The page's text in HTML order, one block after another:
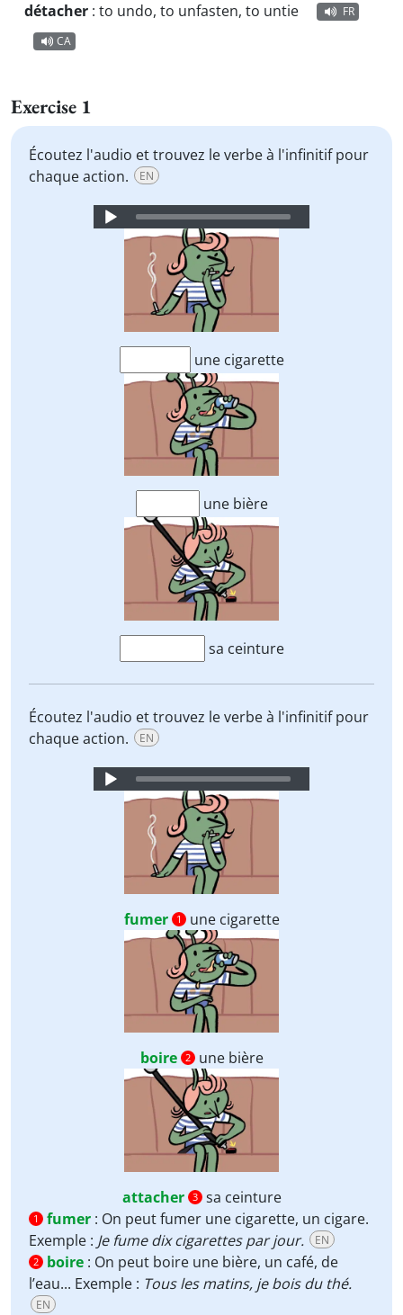
détacher : to undo, to unfasten, to untie
FR
CA
Exercise 1
Écoutez l'audio et trouvez le verbe à l'infinitif pour
chaque action.
EN
Audio
Player
une cigarette
une bière
sa ceinture
Écoutez l'audio et trouvez le verbe à l'infinitif pour
chaque action.
EN
Audio
Player
fumer 1 une cigarette
boire 2 une bière
attacher 3 sa ceinture
1 fumer : On peut fumer une cigarette, un cigare.
Exemple : Je fume dix cigarettes par jour. EN
2 boire : On peut boire une bière, un café, de
l’eau... Exemple : Tous les matins, je bois du thé.
EN